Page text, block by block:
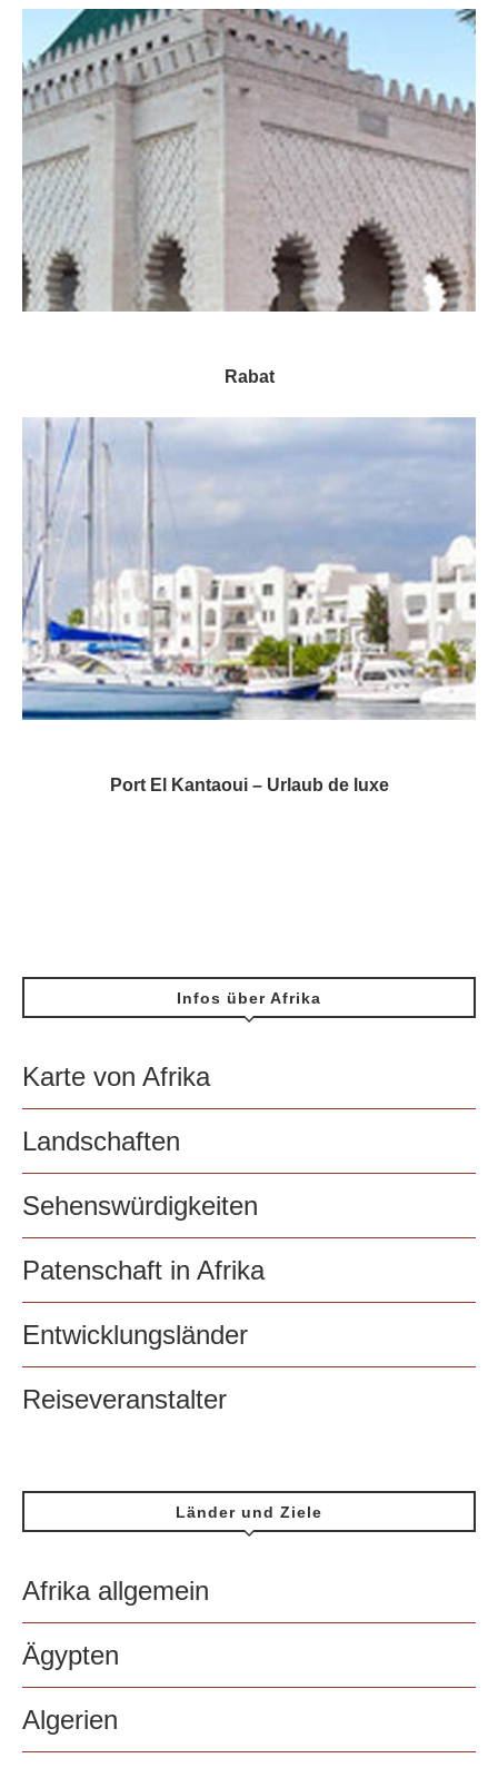
Rabat
Port El Kantaoui – Urlaub de luxe
Infos über Afrika
Karte von Afrika
Landschaften
Sehenswürdigkeiten
Patenschaft in Afrika
Entwicklungsländer
Reiseveranstalter
Länder und Ziele
Afrika allgemein
Ägypten
Algerien